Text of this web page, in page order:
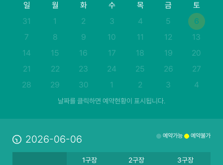
일 월 화 수 목 금
토
31
1 2 3 4 5
6
7
8 9 10 11 12
13
14
15 16 17 18 19
20
21
22 23 24 25 26
27
28
29 30 1 2 3 4
날짜를 클릭하면 예약현황이 표시됩니다.
2026-06-06 예약가능 예약불가
1구장 2구장
3구장